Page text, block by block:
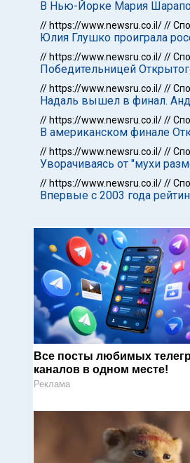
В Нью-Йорке Мария
// https://www.newsru.co.il///
Юлия Глушко проиграла
// https://www.newsru.co.il///
Победительницей
// https://www.newsru.co.il///
Надаль вышел в финал.
// https://www.newsru.co.il///
В американском финале
// https://www.newsru.co.il///
Уворачиваясь от "мухи
// https://www.newsru.co.il///
Впервые с 2003 года
Все посты любимых
каналов в одном месте!
Реклама